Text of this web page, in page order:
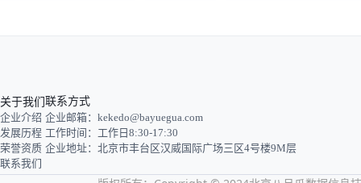
关于我们
企业介绍
发展历程
荣誉资质
联系我们
联系方式
企业邮箱：kekedo@bayuegua.com
工作时间：工作日8:30-17:30
企业地址：北京市丰台区汉威国际广场三区4号楼9M层